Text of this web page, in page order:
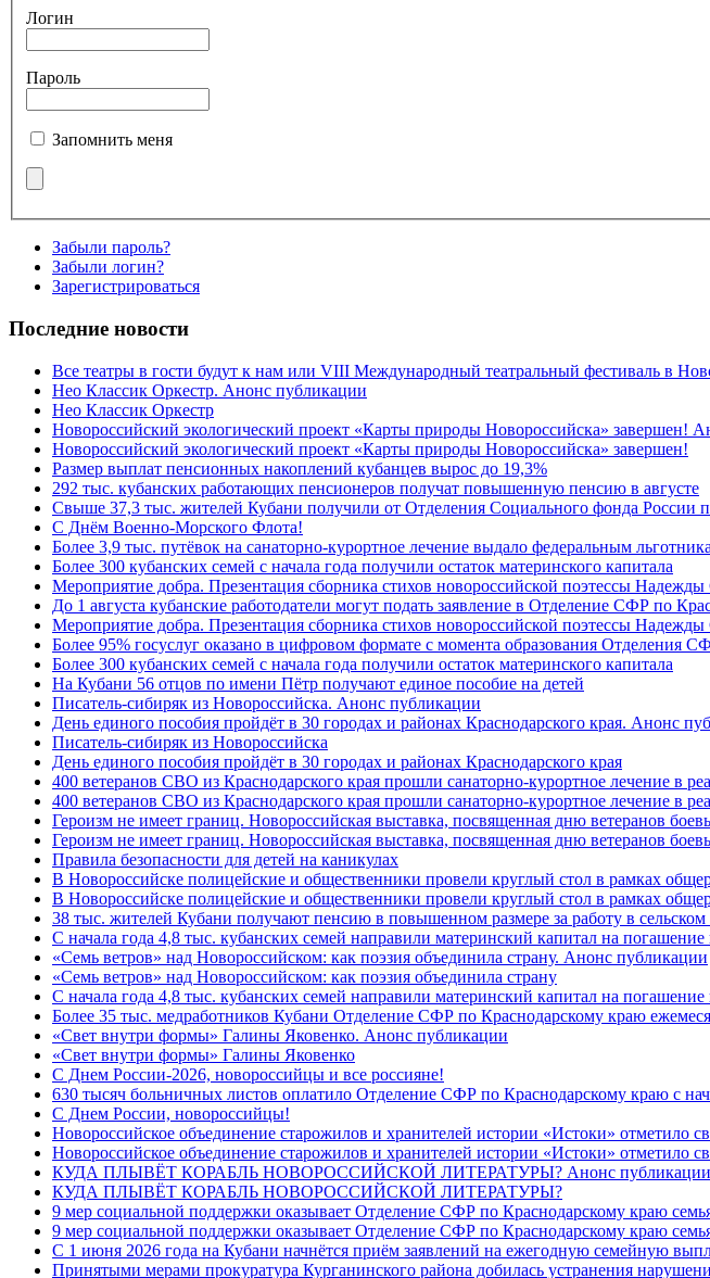
Логин
Пароль
Запомнить меня
Забыли пароль?
Забыли логин?
Зарегистрироваться
Последние новости
Все театры в гости будут к нам или VIII Международный театральный фестиваль в
Нео Классик Оркестр. Анонс публикации
Нео Классик Оркестр
Новороссийский экологический проект «Карты природы Новороссийска» завершен!
Новороссийский экологический проект «Карты природы Новороссийска» завершен!
Размер выплат пенсионных накоплений кубанцев вырос до 19,3%
292 тыс. кубанских работающих пенсионеров получат повышенную пенсию в августе
Свыше 37,3 тыс. жителей Кубани получили от Отделения Социального фонда России
C Днём Военно-Морского Флота!
Более 3,9 тыс. путёвок на санаторно-курортное лечение выдало федеральным
Более 300 кубанских семей с начала года получили остаток материнского капитала
Мероприятие добра. Презентация сборника стихов новороссийской поэтессы
До 1 августа кубанские работодатели могут подать заявление в Отделение СФР по
Мероприятие добра. Презентация сборника стихов новороссийской поэтессы
Более 95% госуслуг оказано в цифровом формате с момента образования Отделения
Более 300 кубанских семей с начала года получили остаток материнского капитала
На Кубани 56 отцов по имени Пётр получают единое пособие на детей
Писатель-сибиряк из Новороссийска. Анонс публикации
День единого пособия пройдёт в 30 городах и районах Краснодарского края. Анонс
Писатель-сибиряк из Новороссийска
День единого пособия пройдёт в 30 городах и районах Краснодарского края
400 ветеранов СВО из Краснодарского края прошли санаторно-курортное лечение в
400 ветеранов СВО из Краснодарского края прошли санаторно-курортное лечение в
Героизм не имеет границ. Новороссийская выставка, посвященная дню ветеранов
Героизм не имеет границ. Новороссийская выставка, посвященная дню ветеранов
Правила безопасности для детей на каникулах
В Новороссийске полицейские и общественники провели круглый стол в рамках
В Новороссийске полицейские и общественники провели круглый стол в рамках
38 тыс. жителей Кубани получают пенсию в повышенном размере за работу в сельском
С начала года 4,8 тыс. кубанских семей направили материнский капитал на
«Семь ветров» над Новороссийском: как поэзия объединила страну. Анонс публикации
«Семь ветров» над Новороссийском: как поэзия объединила страну
С начала года 4,8 тыс. кубанских семей направили материнский капитал на
Более 35 тыс. медработников Кубани Отделение СФР по Краснодарскому краю
«Свет внутри формы» Галины Яковенко. Анонс публикации
«Свет внутри формы» Галины Яковенко
C Днем России-2026, новороссийцы и все россияне!
630 тысяч больничных листов оплатило Отделение СФР по Краснодарскому краю с
C Днем России, новороссийцы!
Новороссийское объединение старожилов и хранителей истории «Истоки» отметило
Новороссийское объединение старожилов и хранителей истории «Истоки» отметило
КУДА ПЛЫВЁТ КОРАБЛЬ НОВОРОССИЙСКОЙ ЛИТЕРАТУРЫ? Анонс публикации
КУДА ПЛЫВЁТ КОРАБЛЬ НОВОРОССИЙСКОЙ ЛИТЕРАТУРЫ?
9 мер социальной поддержки оказывает Отделение СФР по Краснодарскому краю
9 мер социальной поддержки оказывает Отделение СФР по Краснодарскому краю
С 1 июня 2026 года на Кубани начнётся приём заявлений на ежегодную семейную
Принятыми мерами прокуратура Курганинского района добилась устранения